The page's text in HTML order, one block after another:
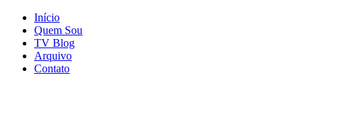
Início
Quem Sou
TV Blog
Arquivo
Contato